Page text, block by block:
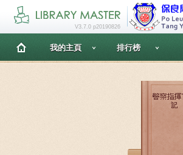
V3.7.0 p20190826
我的主頁 排行榜